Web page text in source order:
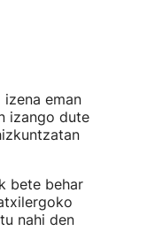
eman
izango dute
bete behar
nahi den